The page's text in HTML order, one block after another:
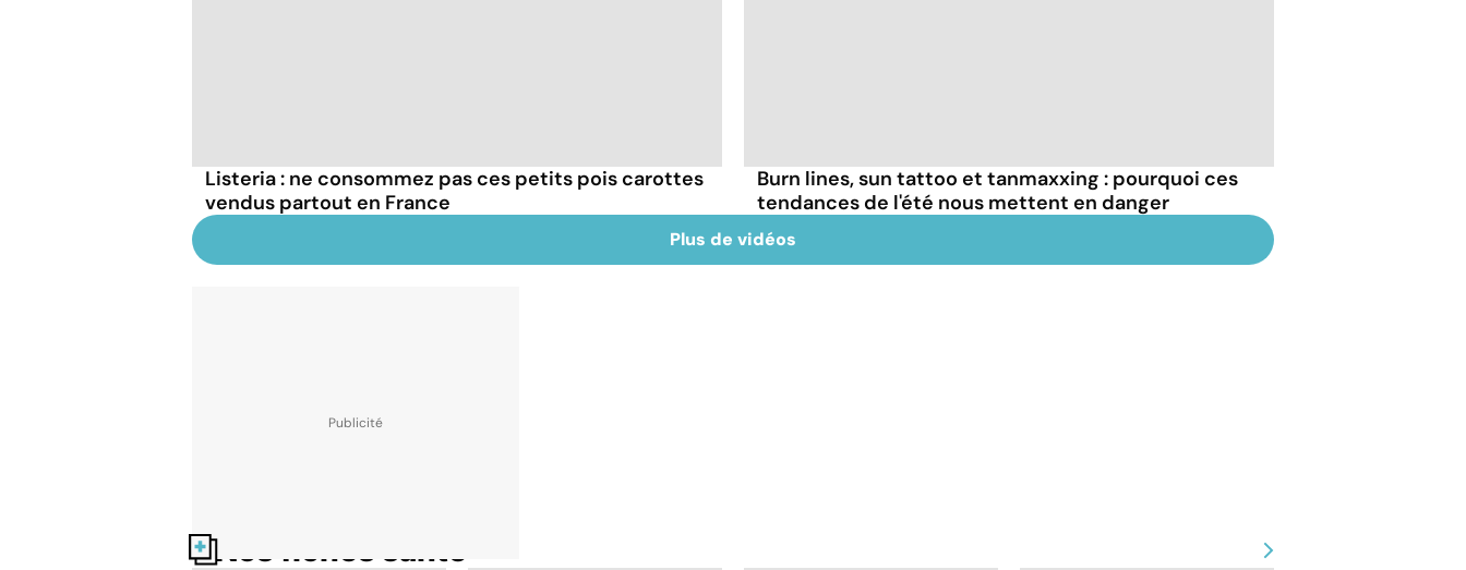
Listeria : ne consommez pas ces petits pois carottes
vendus partout en France
Burn lines, sun tattoo et tanmaxxing : pourquoi ces
tendances de l'été nous mettent en danger
Plus de vidéos
Nos fiches santé